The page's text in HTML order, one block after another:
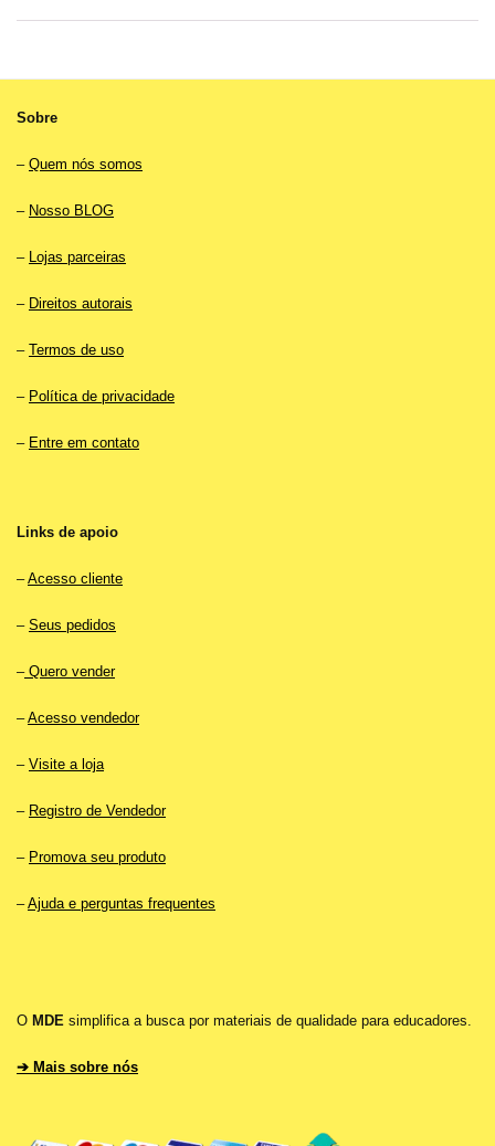
Sobre
– Quem nós somos
– Nosso BLOG
– Lojas parceiras
– Direitos autorais
– Termos de uso
– Política de privacidade
– Entre em contato
Links de apoio
–Acesso cliente
– Seus pedidos
–Quero vender
–Acesso vendedor
– Visite a loja
– Registro de Vendedor
– Promova seu produto
–Ajuda e perguntas frequentes
O MDE simplifica a busca por materiais de qualidade para educadores.
➔ Mais sobre nós